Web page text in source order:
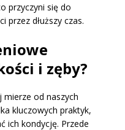
przyczyni się do
przez dłuższy czas.
i zęby?
mierze od naszych
kluczowych praktyk,
ich kondycję. Przede